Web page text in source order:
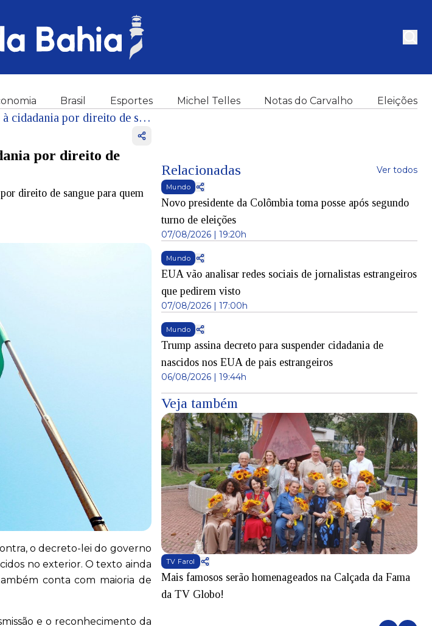
Brasil Esportes Michel Telles Notas do Carvalho Eleições
Senado da Itália chancela texto que restringe acesso à cidadania por direito de sangue; entenda processo
por direito de
direito de sangue para quem
o decreto-lei do governo
no exterior. O texto ainda
conta com maioria de
e o reconhecimento da
Relacionadas Ver todos
Mundo
Novo presidente da Colômbia toma posse após segundo
turno de eleições
07/08/2026 | 19:20h
Mundo
EUA vão analisar redes sociais de jornalistas estrangeiros
que pedirem visto
07/08/2026 | 17:00h
Mundo
Trump assina decreto para suspender cidadania de
nascidos nos EUA de pais estrangeiros
06/08/2026 | 19:44h
Veja também
TV Farol
Mais famosos serão homenageados na Calçada da Fama
da TV Globo!